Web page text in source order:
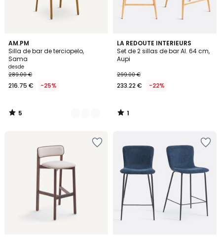
AM.PM
Silla de bar de terciopelo,
Sama
desde
289.00 €
216.75 € -25%
5
/
5
4
Colores
5
/
LA REDOUTE INTERIEURS
Set de 2 sillas de bar Al. 64 cm,
Aupi
299.00 €
233.22 € -22%
1
/
5
1
/